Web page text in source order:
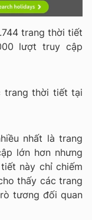
trang thời tiết
lượt truy cập
trang thời tiết tại
nhất là trang
lớn hơn nhưng
này chỉ chiếm
thấy các trang
tương đối quan